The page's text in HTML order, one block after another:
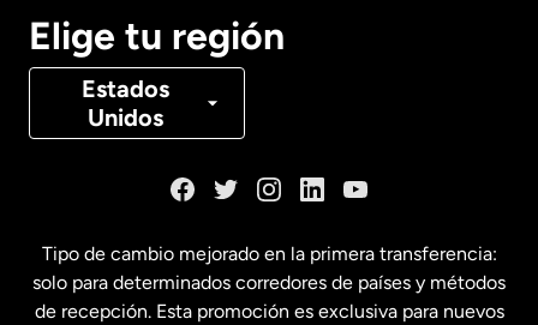
Elige tu región
Estados
Unidos
Canadá Français
Estados Unidos English
Tipo de cambio mejorado en la primera transferencia:
solo para determinados corredores de países y métodos
de recepción. Esta promoción es exclusiva para nuevos